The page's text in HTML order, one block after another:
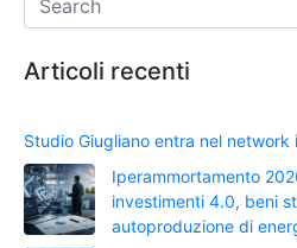
Articoli recenti
Studio Giugliano entra nel network
Iperammortamento
investimenti 4.0, beni
autoproduzione di